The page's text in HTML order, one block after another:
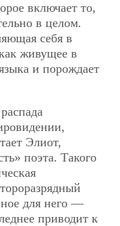
включает то,
в целом.
себя в
живущее в
и порождает
Элиот,
поэта. Такого
для него —
приводит к